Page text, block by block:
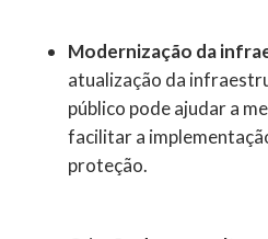
Modernização da
atualização da
público pode ajudar a
facilitar a
proteção.